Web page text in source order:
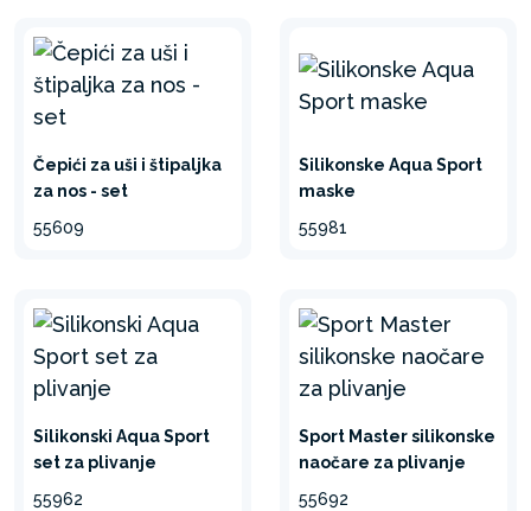
Čepići za uši i štipaljka
za nos - set
55609
Silikonske Aqua Sport
maske
55981
Silikonski Aqua Sport
set za plivanje
55962
Sport Master silikonske
naočare za plivanje
55692